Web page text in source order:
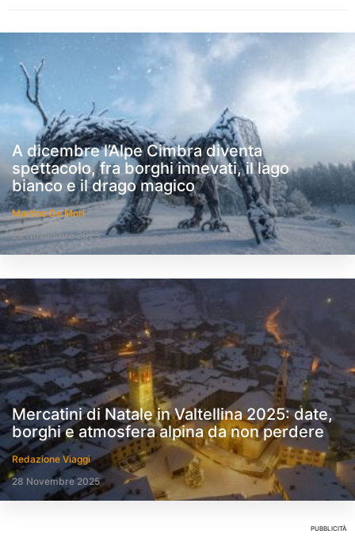
A dicembre l’Alpe Cimbra diventa
spettacolo, fra borghi innevati, il lago
bianco e il drago magico
Martino De Mori
29 Novembre 2025
Mercatini di Natale in Valtellina 2025: date,
borghi e atmosfera alpina da non perdere
Redazione Viaggi
28 Novembre 2025
PUBBLICITÀ